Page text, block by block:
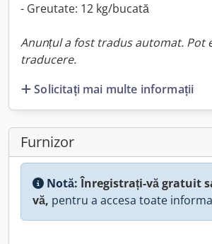
- Greutate: 12 kg/bucată
Anunțul a fost tradus automat. Pot
traducere.
Solicitați mai multe informații
Furnizor
Notă:Înregistrați-vă gratuit
vă, pentru a accesa toate